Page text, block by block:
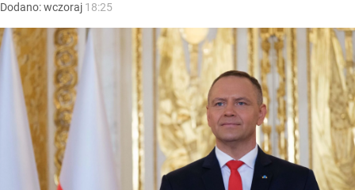
Dodano:wczoraj 18:25